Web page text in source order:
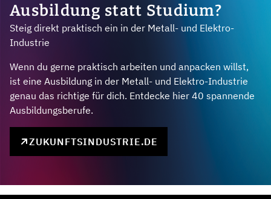
Ausbildung statt Studium?
Steig direkt praktisch ein in der Metall- und Elektro-
Industrie
Wenn du gerne praktisch arbeiten und anpacken willst,
ist eine Ausbildung in der Metall- und Elektro-Industrie
genau das richtige für dich. Entdecke hier 40 spannende
Ausbildungsberufe.
ZUKUNFTSINDUSTRIE.DE